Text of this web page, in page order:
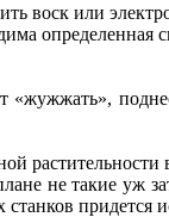
воск или
не такие уж
придется